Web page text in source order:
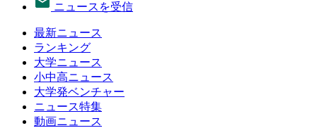
ニュースを受信
最新ニュース
ランキング
大学ニュース
小中高ニュース
大学発ベンチャー
ニュース特集
動画ニュース